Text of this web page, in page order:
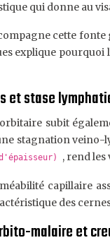
qui donne au
cette
explique
et stase
subit
stagnation veino-
d'épaisseur) , rend les
capillaire
des
malaire et